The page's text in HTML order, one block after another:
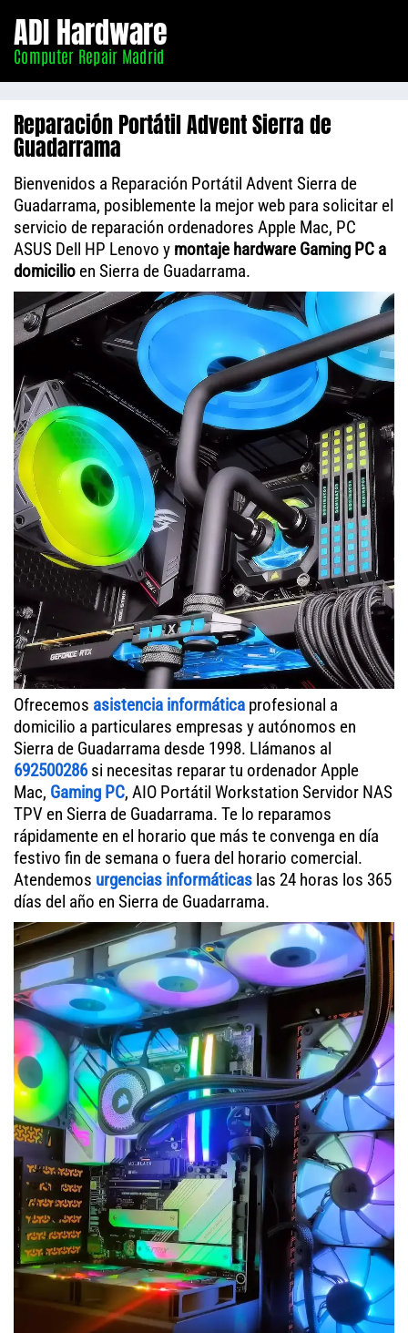
Madrid
ADI Hardware
Computer Repair Madrid
Reparación Portátil Advent Sierra de
Guadarrama
Bienvenidos a Reparación Portátil Advent Sierra de
Guadarrama, posiblemente la mejor web para solicitar el
servicio de reparación ordenadores Apple Mac, PC
ASUS Dell HP Lenovo y montaje hardware Gaming PC a
domicilio en Sierra de Guadarrama.
Ofrecemos asistencia informática profesional a
domicilio a particulares empresas y autónomos en
Sierra de Guadarrama desde 1998. Llámanos al
692500286si necesitas reparar tu ordenador Apple
Mac, Gaming PC, AIO Portátil Workstation Servidor NAS
TPV en Sierra de Guadarrama. Te lo reparamos
rápidamente en el horario que más te convenga en día
festivo fin de semana o fuera del horario comercial.
Atendemos urgencias informáticas las 24 horas los 365
días del año en Sierra de Guadarrama.